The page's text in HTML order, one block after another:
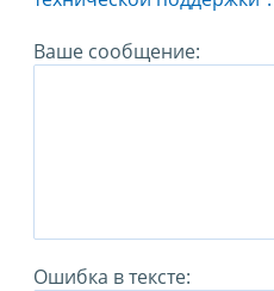
Ваше сообщение:
Ошибка в тексте: